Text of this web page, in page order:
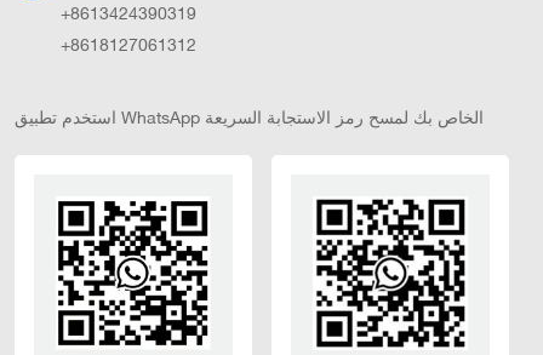
+8613424390319
+8618127061312
استخدم تطبيق WhatsApp الخاص بك لمسح رمز الاستجابة السريعة